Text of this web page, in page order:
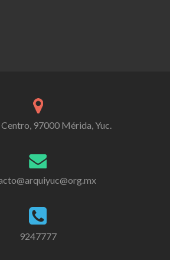
97000 Mérida, Yuc.
9247777